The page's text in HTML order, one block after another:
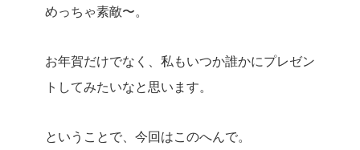
めっちゃ素敵〜。
お年賀だけでなく、私もいつか誰かにプレゼン
トしてみたいなと思います。
ということで、今回はこのへんで。